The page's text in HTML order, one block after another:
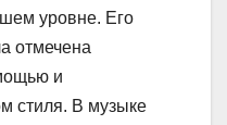
уровне. Его
отмечена
и
стиля. В музыке